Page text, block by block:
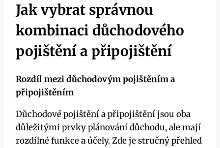
Jak vybrat správnou
kombinaci důchodového
pojištění a připojištění
Rozdíl mezi důchodovým pojištěním a
připojištěním
Důchodové pojištění a připojištění jsou oba
důležitými prvky plánování důchodu, ale mají
rozdílné funkce a účely. Zde je stručný přehled